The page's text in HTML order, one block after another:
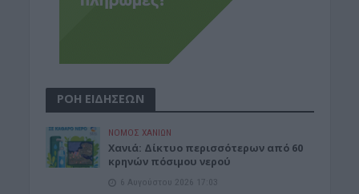
ΡΟΗ ΕΙΔΗΣΕΩΝ
ΝΟΜΌΣ ΧΑΝΊΩΝ
Xανιά: Δίκτυο περισσότερων από 60
κρηνών πόσιμου νερού
6 Αυγούστου 2026 17:03